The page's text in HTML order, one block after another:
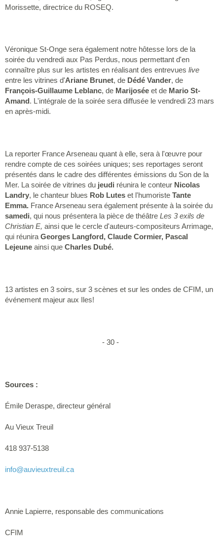
Morissette, directrice du ROSEQ.
Véronique St-Onge sera également notre hôtesse lors de la
soirée du vendredi aux Pas Perdus, nous permettant d'en
connaître plus sur les artistes en réalisant des entrevues live
entre les vitrines d'Ariane Brunet, de Dédé Vander, de
François-Guillaume Leblanc, de Marijosée et de Mario St-
Amand . L'intégrale de la soirée sera diffusée le vendredi 23 mars
en après-midi.
La reporter France Arseneau quant à elle, sera à l'œuvre pour
rendre compte de ces soirées uniques; ses reportages seront
présentés dans le cadre des différentes émissions du Son de la
Mer. La soirée de vitrines du jeudi réunira le conteur Nicolas
Landry, le chanteur blues Rob Lutes et l'humoriste Tante
Emma. France Arseneau sera également présente à la soirée du
samedi, qui nous présentera la pièce de théâtre Les 3 exils de
Christian E, ainsi que le cercle d'auteurs-compositeurs Arrimage,
qui réunira Georges Langford, Claude Cormier, Pascal
Lejeune ainsi que Charles Dubé.
13 artistes en 3 soirs, sur 3 scènes et sur les ondes de CFIM, un
événement majeur aux Iles!
- 30 -
Sources :
Émile Deraspe, directeur général
Au Vieux Treuil
418 937-5138
info@auvieuxtreuil.ca
Annie Lapierre, responsable des communications
CFIM